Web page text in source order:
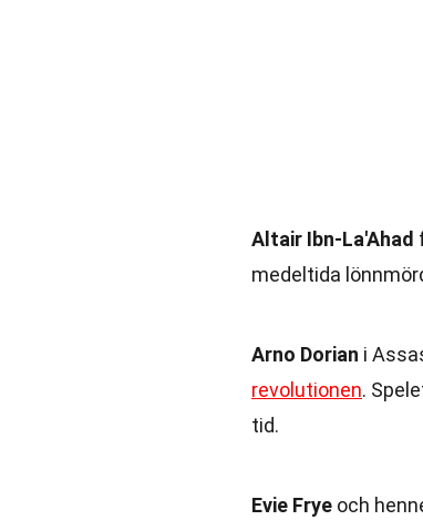
Altair Ibn-La'Ahad
medeltida
Arno Dorian i
revolutionen.
tid.
Evie Frye och